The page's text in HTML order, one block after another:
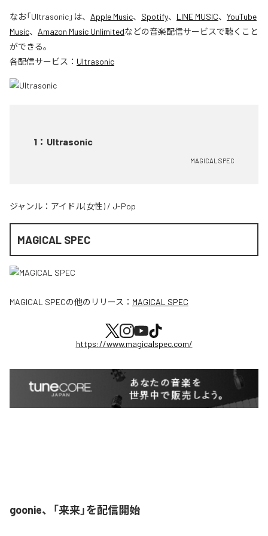
なお「Ultrasonic」は、 Apple Music、 Spotify、 LINE MUSIC、 YouTube
Music、 Amazon Music Unlimitedなどの音楽配信サービスで聴くこと
ができる。
各配信サービス： Ultrasonic
1 ： Ultrasonic
MAGICAL SPEC
ジャンル： アイドル(女性) / J-Pop
MAGICAL SPEC
MAGICAL SPECの他のリリース： MAGICAL SPEC
https://www.magicalspec.com/
goonie、「来来」を配信開始